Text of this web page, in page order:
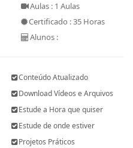
Aulas : 1 Aulas
Certificado : 35 Horas
Alunos :
Conteúdo Atualizado
Download Vídeos e Arquivos
Estude a Hora que quiser
Estude de onde estiver
Projetos Práticos